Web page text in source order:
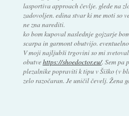
lasportiva approach čevlje. glede na
zadovoljen. edina stvar ki me moti so
ne zna narediti.
ko bom kupoval naslednje gojzarje
scarpa in garmont obutvijo.
V moji najljubši trgovini so mi
obutvehttps://shoedoctor.eu/. Sem pa
plezalnike popraviti k tipu v Šiško (v
zelo razočaran. Je uničil čevelj. Žena